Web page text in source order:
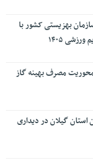
بهزیستی کشور با
۱۴۰۵
مصرف بهینه گاز
استان گیلان در دیداری